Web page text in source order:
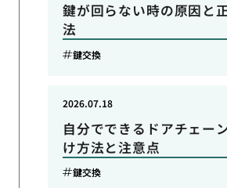
鍵が回らない時の原因と
法
鍵交換
自分でできるドアチェー
け方法と注意点
2026.07.18
鍵交換